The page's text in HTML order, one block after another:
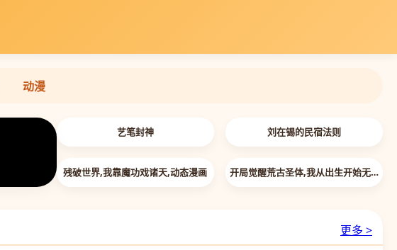
动漫
🎬 插翅难飞,「2026」
艺笔封神 刘在锡的民宿法则
残破世界,我靠魔功戏诸天,动态漫画 开局觉醒荒古圣体,我从出生开始无敌
更多 >
第82集已完结 第15集已完结